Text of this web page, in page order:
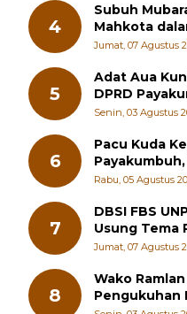
4
Subuh
Mahkota
Jumat, 07 Agustus
5
Adat Aua
DPRD
Generasi
Senin, 03 Agustus
6
Pacu Kuda
Persiapan!
Rabu, 05 Agustus
7
DBSI FBS
Usung Tema
Sastra Dunia
Jumat, 07 Agustus
8
Wako
Pengukuhan